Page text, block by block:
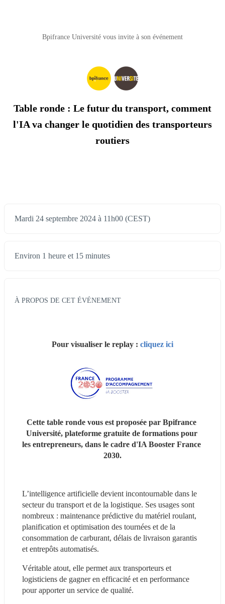
Bpifrance Université vous invite à son événement
Table ronde : Le futur du transport, comment
l'IA va changer le quotidien des transporteurs
routiers
Mardi 24 septembre 2024 à 11h00 (CEST)
Environ 1 heure et 15 minutes
À PROPOS DE CET ÉVÉNEMENT
Pour visualiser le replay : cliquez ici
Cette table ronde vous est proposée par Bpifrance
Université, plateforme gratuite de formations pour
les entrepreneurs, dans le cadre d'IA Booster France
2030.
L’intelligence artificielle devient incontournable dans le
secteur du transport et de la logistique. Ses usages sont
nombreux : maintenance prédictive du matériel roulant,
planification et optimisation des tournées et de la
consommation de carburant, délais de livraison garantis
et entrepôts automatisés.
Véritable atout, elle permet aux transporteurs et
logisticiens de gagner en efficacité et en performance
pour apporter un service de qualité.